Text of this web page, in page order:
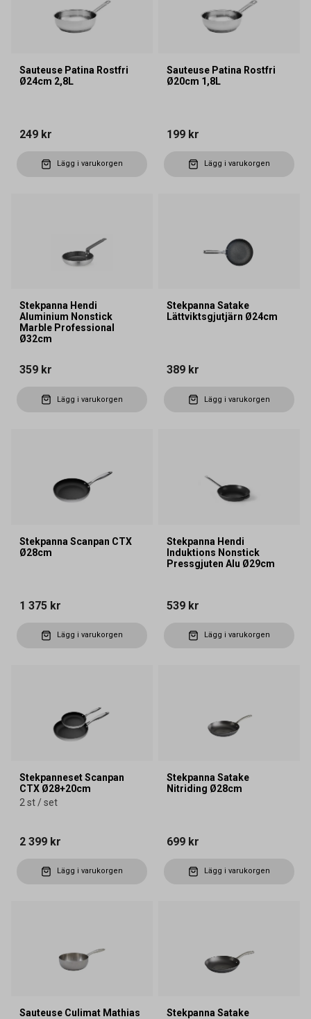
Sauteuse Patina Rostfri
Ø24cm 2,8L
249 kr
Lägg i varukorgen
Sauteuse Patina Rostfri
Ø20cm 1,8L
199 kr
Lägg i varukorgen
Stekpanna Hendi
Aluminium Nonstick
Marble Professional
Ø32cm
359 kr
Lägg i varukorgen
Stekpanna Satake
Lättviktsgjutjärn Ø24cm
389 kr
Lägg i varukorgen
Stekpanna Scanpan CTX
Ø28cm
1 375 kr
Lägg i varukorgen
Stekpanna Hendi
Induktions Nonstick
Pressgjuten Alu Ø29cm
539 kr
Lägg i varukorgen
Stekpanneset Scanpan
CTX Ø28+20cm
2 st / set
2 399 kr
Lägg i varukorgen
Stekpanna Satake
Nitriding Ø28cm
699 kr
Lägg i varukorgen
Sauteuse Culimat Mathias
Stekpanna Satake